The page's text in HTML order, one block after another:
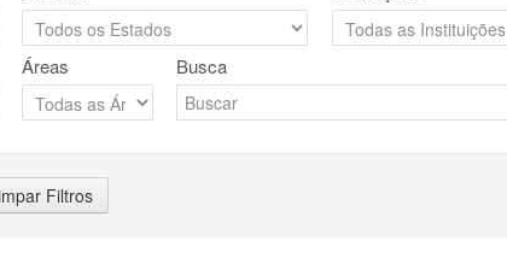
Áreas Busca
Filtros